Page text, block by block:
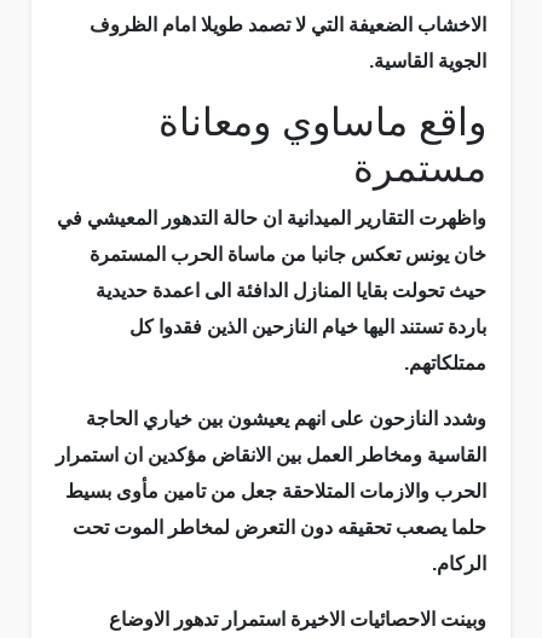
الاخشاب الضعيفة التي لا تصمد طويلا امام الظروف
الجوية القاسية.
واقع ماساوي ومعاناة
مستمرة
واظهرت التقارير الميدانية ان حالة التدهور المعيشي في
خان يونس تعكس جانبا من ماساة الحرب المستمرة
حيث تحولت بقايا المنازل الدافئة الى اعمدة حديدية
باردة تستند اليها خيام النازحين الذين فقدوا كل
ممتلكاتهم.
وشدد النازحون على انهم يعيشون بين خياري الحاجة
القاسية ومخاطر العمل بين الانقاض مؤكدين ان استمرار
الحرب والازمات المتلاحقة جعل من تامين مأوى بسيط
حلما يصعب تحقيقه دون التعرض لمخاطر الموت تحت
الركام.
وبينت الاحصائيات الاخيرة استمرار تدهور الاوضاع